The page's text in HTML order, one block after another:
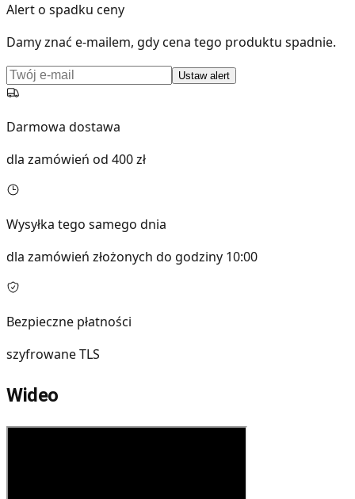
Alert o spadku ceny
Damy znać e-mailem, gdy cena tego produktu spadnie.
Ustaw alert
Darmowa dostawa
dla zamówień od 400 zł
Wysyłka tego samego dnia
dla zamówień złożonych do godziny 10:00
Bezpieczne płatności
szyfrowane TLS
Wideo